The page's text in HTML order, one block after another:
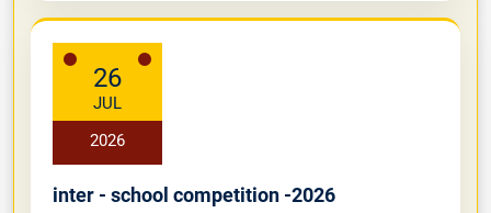
26
JUL
2026
inter - school competition -2026